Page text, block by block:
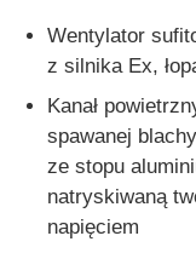
Wentylator
z silnika Ex,
Kanał
spawanej
ze stopu
natryskiwaną
napięciem